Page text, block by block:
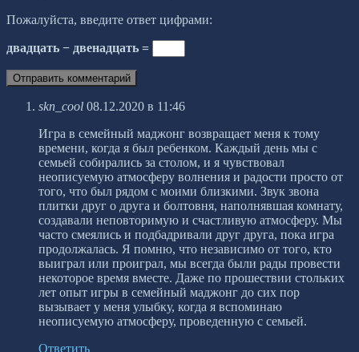
Пожалуйста, введите ответ цифрами:
двадцать − двенадцать =
skn_cool 08.12.2020 в 11:46
Игра в семейный маджонг возвращает меня к тому
времени, когда я был ребенком. Каждый день мы с
семьей собирались за столом, и я чувствовал
неописуемую атмосферу волнения и радости просто от
того, что был рядом с моими близкими. Звук звона
плитки друг о друга и болтовня, наполнявшая комнату,
создавали неповторимую и счастливую атмосферу. Мы
часто смеялись и подбадривали друг друга, пока игра
продолжалась. Я помню, что независимо от того, кто
выиграл или проиграл, мы всегда были рады провести
некоторое время вместе. Даже по прошествии стольких
лет опыт игры в семейный маджонг до сих пор
вызывает у меня улыбку, когда я вспоминаю
неописуемую атмосферу, проведенную с семьей.
Ответить